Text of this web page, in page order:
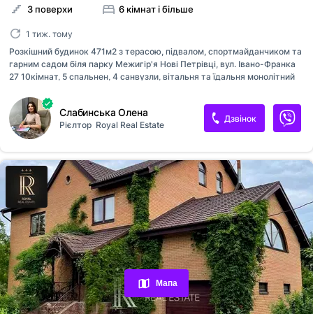
Контакти
Обрані оголошення
Переглянуті оголошення
3 поверхи
6 кімнат і більше
1 тиж. тому
Розкішний будинок 471м2 з терасою, підвалом, спортмайданчиком та
гарним садом біля парку Межигір'я Нові Петрівці, вул. Івано-Франка
27 10кімнат, 5 спальнен, 4 санвузли, вітальня та їдальня монолітний
ділянці 15соток з літньою терасою та грилем. всі комунікації сусіди
побудовані та мають гарні сади висаджений плодоносний сад З
меблями, технікою та всім необхідним для комфортного проживання
Швидксний інтернет, WIFI LED-телевізори, IPTV, Супутникове TV
#RR18053
Слабинська Олена
Рієлтор Royal Real Estate
Дзвінок
Мапа